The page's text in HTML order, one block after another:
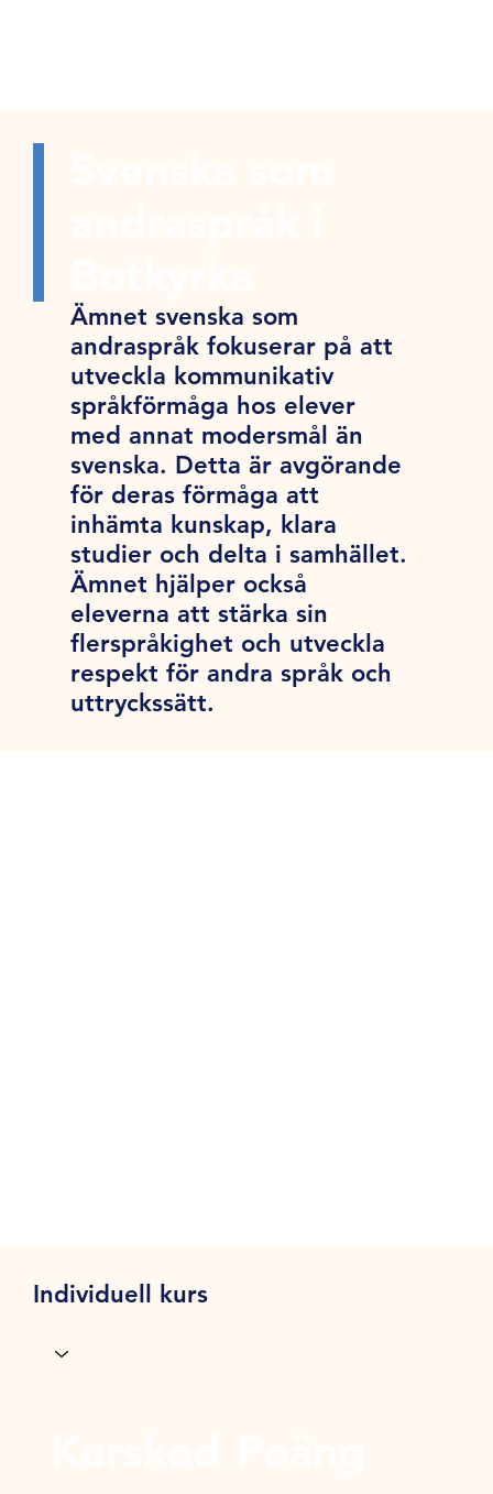
Ämnet svenska som
andraspråk fokuserar på att
utveckla kommunikativ
språkförmåga hos elever
med annat modersmål än
svenska. Detta är avgörande
för deras förmåga att
inhämta kunskap, klara
studier och delta i samhället.
Ämnet hjälper också
eleverna att stärka sin
flerspråkighet och utveckla
respekt för andra språk och
uttryckssätt.
Individuell kurs